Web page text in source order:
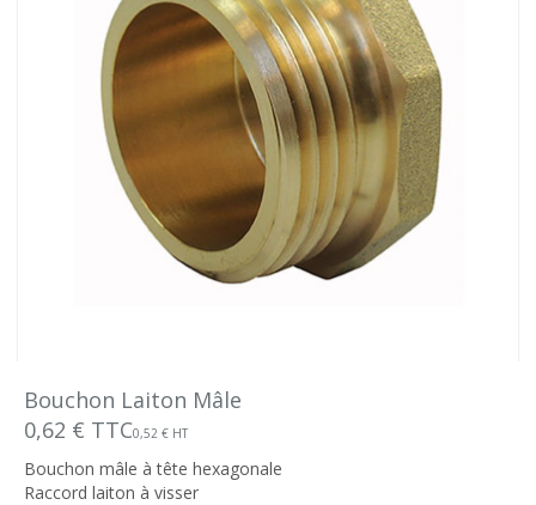
Bouchon Laiton Mâle
0,62 € TTC0,52 € HT
Bouchon mâle à tête hexagonale
Raccord laiton à visser